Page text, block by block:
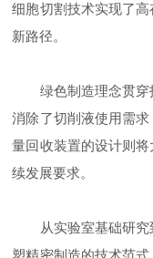
细胞切割技术实现了
新路径。
绿色制造理念贯穿
消除了切削液使用需
量回收装置的设计则
续发展要求。
从实验室基础研究
塑精密制造的技术范